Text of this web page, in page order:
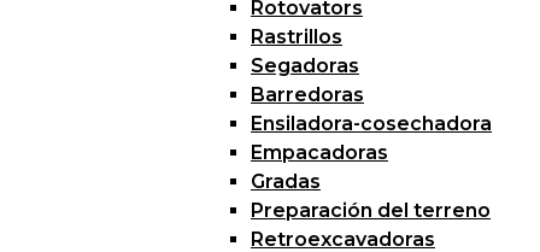
Rotovators
Rastrillos
Segadoras
Barredoras
Ensiladora-cosechadora
Empacadoras
Gradas
Preparación del terreno
Retroexcavadoras